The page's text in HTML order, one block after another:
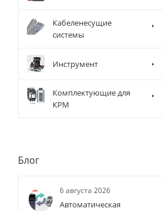
Кабеленесущие
системы
Инструмент
Комплектующие для
КРМ
Блог
6 августа 2026
Автоматическая